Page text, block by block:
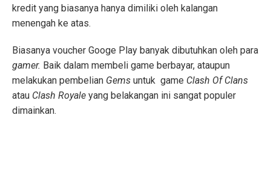
kredit yang biasanya hanya dimiliki oleh kalangan
menengah ke atas.
Biasanya voucher Googe Play banyak dibutuhkan oleh para
gamer. Baik dalam membeli game berbayar, ataupun
melakukan pembelian Gems untuk game Clash Of Clans
atau Clash Royale yang belakangan ini sangat populer
dimainkan.